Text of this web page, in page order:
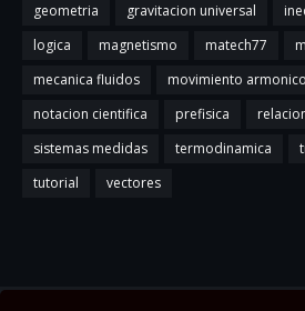
geometria
gravitacion universal
logica
magnetismo matech77
mecanica fluidos
movimiento
notacion cientifica
prefisica
sistemas medidas
termodinamica
tutorial
vectores